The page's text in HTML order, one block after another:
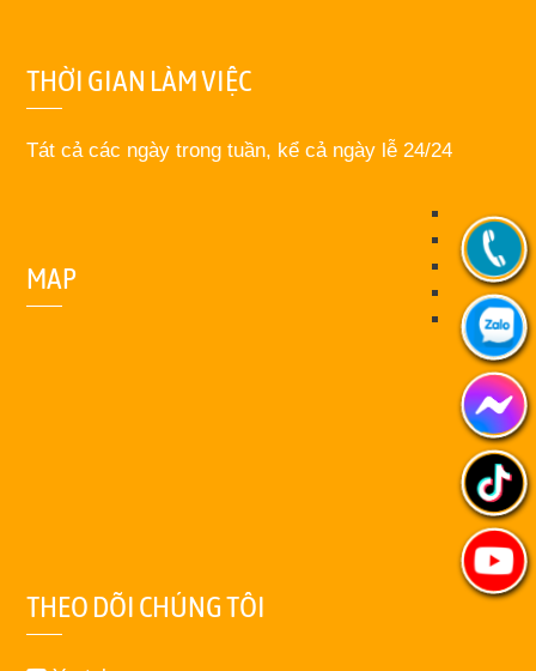
THỜI GIAN LÀM VIỆC
Tát cả các ngày trong tuần, kể cả ngày lễ 24/24
MAP
THEO DÕI CHÚNG TÔI